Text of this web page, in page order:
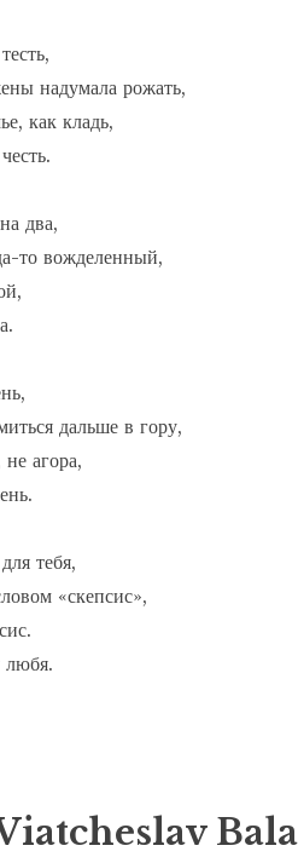
надумала рожать,
как кладь,
два,
то вожделенный,
дальше в гору,
агора,
тебя,
«скепсис»,
любя.